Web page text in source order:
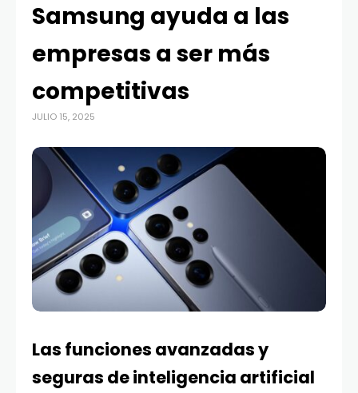
Samsung ayuda a las
empresas a ser más
competitivas
JULIO 15, 2025
Las funciones avanzadas y
seguras de inteligencia artificial